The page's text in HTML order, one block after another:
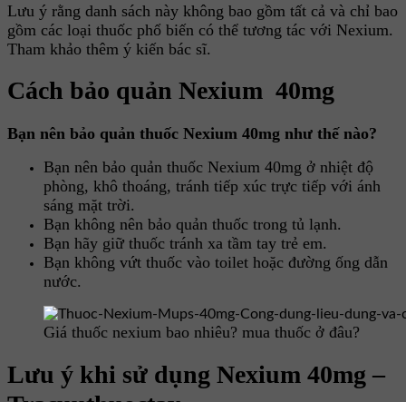
Lưu ý rằng danh sách này không bao gồm tất cả và chỉ bao
gồm các loại thuốc phổ biến có thể tương tác với Nexium.
Tham khảo thêm ý kiến bác sĩ.
Cách bảo quản Nexium 40mg
Bạn nên bảo quản thuốc Nexium 40mg như thế nào?
Bạn nên bảo quản thuốc Nexium 40mg ở nhiệt độ
phòng, khô thoáng, tránh tiếp xúc trực tiếp với ánh
sáng mặt trời.
Bạn không nên bảo quản thuốc trong tủ lạnh.
Bạn hãy giữ thuốc tránh xa tầm tay trẻ em.
Bạn không vứt thuốc vào toilet hoặc đường ống dẫn
nước.
Giá thuốc nexium bao nhiêu? mua thuốc ở đâu?
Lưu ý khi sử dụng Nexium 40mg –